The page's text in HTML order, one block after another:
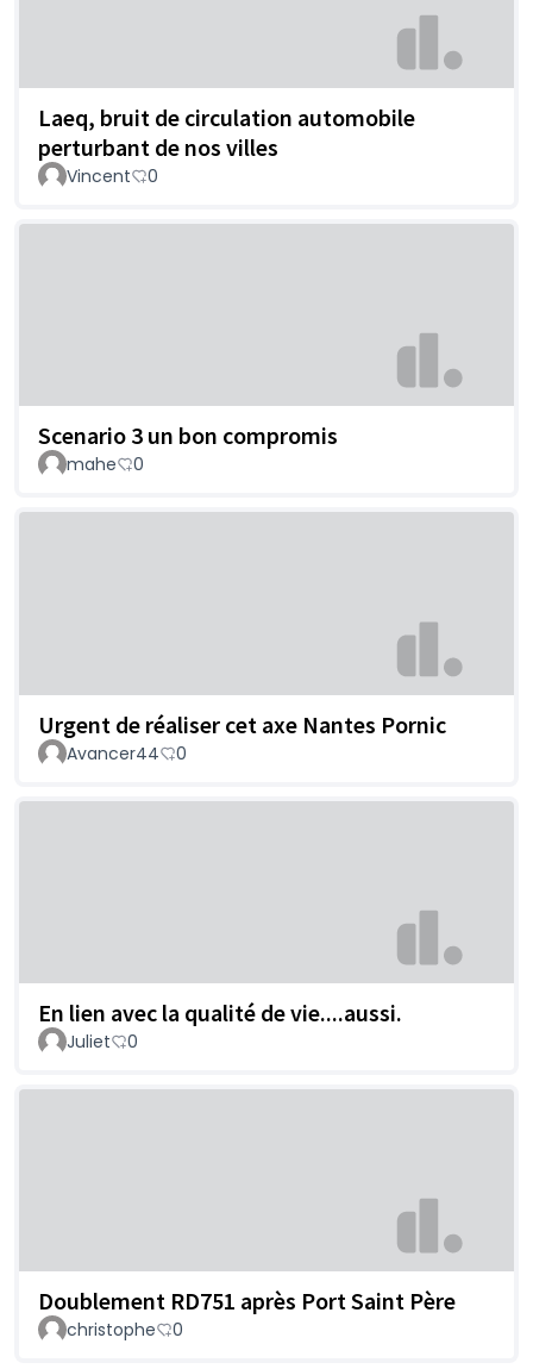
Laeq, bruit de circulation automobile
perturbant de nos villes
Vincent 0
Scenario 3 un bon compromis
mahe 0
Urgent de réaliser cet axe Nantes Pornic
Avancer44 0
En lien avec la qualité de vie....aussi.
Juliet 0
Doublement RD751 après Port Saint Père
christophe 0